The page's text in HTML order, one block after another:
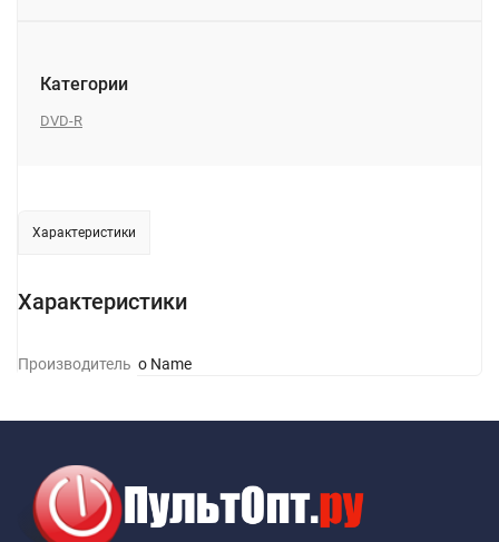
Категории
DVD-R
Характеристики
Характеристики
ПроизводительNo Name